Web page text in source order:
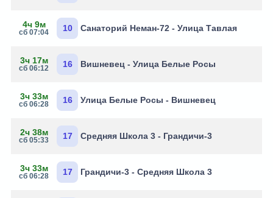
4ч 9м
сб 07:04 10 Санаторий Неман-72 - Улица Тавлая
3ч 17м
сб 06:12 16 Вишневец - Улица Белые Росы
3ч 33м
сб 06:28 16 Улица Белые Росы - Вишневец
2ч 38м
сб 05:33 17 Средняя Школа 3 - Грандичи-3
3ч 33м
сб 06:28 17 Грандичи-3 - Средняя Школа 3